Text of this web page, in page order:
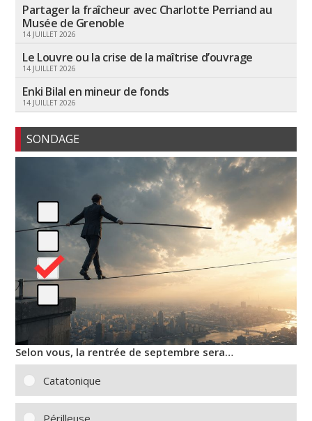
Partager la fraîcheur avec Charlotte Perriand au
Musée de Grenoble
14 JUILLET 2026
Le Louvre ou la crise de la maîtrise d’ouvrage
14 JUILLET 2026
Enki Bilal en mineur de fonds
14 JUILLET 2026
SONDAGE
Selon vous, la rentrée de septembre sera…
Catatonique